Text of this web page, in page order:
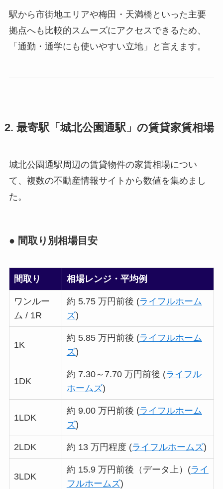
駅から市街地エリアや梅田・天満橋といった主要
拠点へも比較的スムーズにアクセスできるため、
「通勤・通学にも使いやすい立地」と言えます。
2. 最寄駅「城北公園通駅」の賃貸家賃相場
城北公園通駅周辺の賃貸物件の家賃相場につい
て、複数の不動産情報サイトから数値を集めまし
た。
● 間取り別相場目安
間取り 相場レンジ・平均例
ワンルー
ム / 1R
約 5.75 万円前後 (ライフルホーム
ズ)
1K
約 5.85 万円前後 (ライフルホーム
ズ)
1DK
約 7.30～7.70 万円前後 (ライフル
ホームズ)
1LDK
約 9.00 万円前後 (ライフルホーム
ズ)
2LDK 約 13 万円程度 (ライフルホームズ)
3LDK
約 15.9 万円前後（データ上）(ライ
フルホームズ)